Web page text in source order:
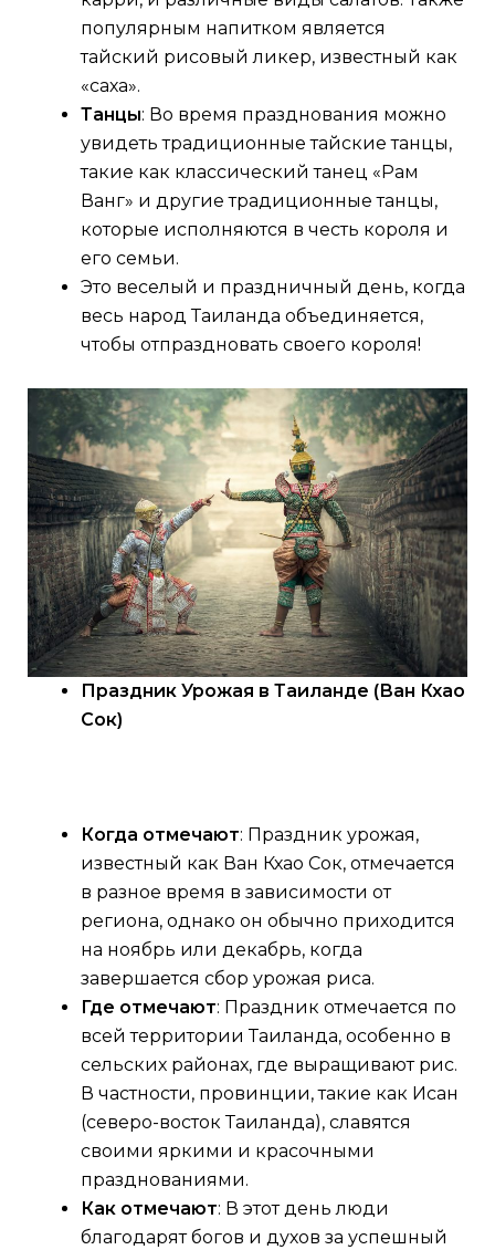
популярным напитком является
тайский рисовый ликер, известный как
«саха».
Танцы: Во время празднования можно
увидеть традиционные тайские танцы,
такие как классический танец «Рам
Ванг» и другие традиционные танцы,
которые исполняются в честь короля и
его семьи.
Это веселый и праздничный день, когда
весь народ Таиланда объединяется,
чтобы отпраздновать своего короля!
Праздник Урожая в Таиланде (Ван Кхао
Сок)
Когда отмечают: Праздник урожая,
известный как Ван Кхао Сок, отмечается
в разное время в зависимости от
региона, однако он обычно приходится
на ноябрь или декабрь, когда
завершается сбор урожая риса.
Где отмечают: Праздник отмечается по
всей территории Таиланда, особенно в
сельских районах, где выращивают рис.
В частности, провинции, такие как Исан
(северо-восток Таиланда), славятся
своими яркими и красочными
празднованиями.
Как отмечают: В этот день люди
благодарят богов и духов за успешный